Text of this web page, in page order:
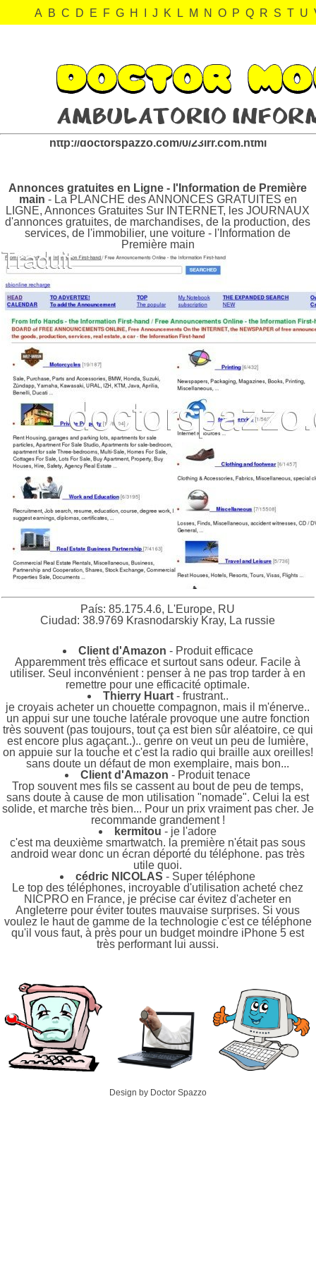
A B C D E F G H J K L M N O P Q R S T U
23irr.com Revisión:
http://doctorspazzo.com/0/23irr.com.html
Annonces gratuites en Ligne - l'Information de Première
main - La PLANCHE des ANNONCES GRATUITES en
LIGNE, Annonces Gratuites Sur INTERNET, les JOURNAUX
d'annonces gratuites, de marchandises, de la production, des
services, de l'immobilier, une voiture - l'Information de
Première main
País: 85.175.4.6, L'Europe, RU
Ciudad: 38.9769 Krasnodarskiy Kray, La russie
Client d'Amazon - Produit efficace
Apparemment très efficace et surtout sans odeur. Facile à
utiliser. Seul inconvénient : penser à ne pas trop tarder à en
remettre pour une efficacité optimale.
Thierry Huart- frustrant..
je croyais acheter un chouette compagnon, mais il m'énerve..
un appui sur une touche latérale provoque une autre fonction
très souvent (pas toujours, tout ça est bien sûr aléatoire, ce qui
est encore plus agaçant..).. genre on veut un peu de lumière,
on appuie sur la touche et c'est la radio qui braille aux oreilles!
sans doute un défaut de mon exemplaire, mais bon...
Client d'Amazon - Produit tenace
Trop souvent mes fils se cassent au bout de peu de temps,
sans doute à cause de mon utilisation "nomade". Celui la est
solide, et marche très bien... Pour un prix vraiment pas cher. Je
recommande grandement !
kermitou - je l'adore
c'est ma deuxième smartwatch. la première n'était pas sous
android wear donc un écran déporté du téléphone. pas très
utile quoi.
cédric NICOLAS - Super téléphone
Le top des téléphones, incroyable d'utilisation acheté chez
NICPRO en France, je précise car évitez d'acheter en
Angleterre pour éviter toutes mauvaise surprises. Si vous
voulez le haut de gamme de la technologie c'est ce téléphone
qu'il vous faut, à près pour un budget moindre iPhone 5 est
très performant lui aussi.
Design by Doctor Spazzo